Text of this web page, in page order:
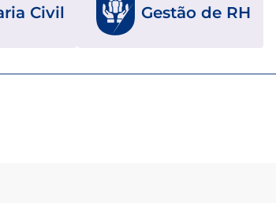
Civil Gestão de RH